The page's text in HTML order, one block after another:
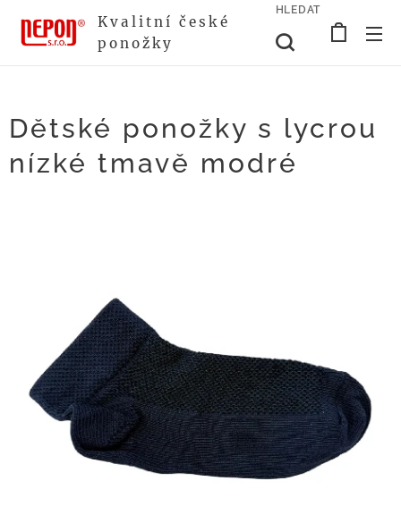
Kvalitní české
ponožky
HLEDAT
Dětské ponožky s lycrou
nízké tmavě modré